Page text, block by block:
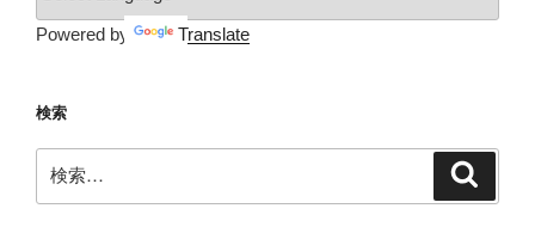
Powered by Translate
検索
索: